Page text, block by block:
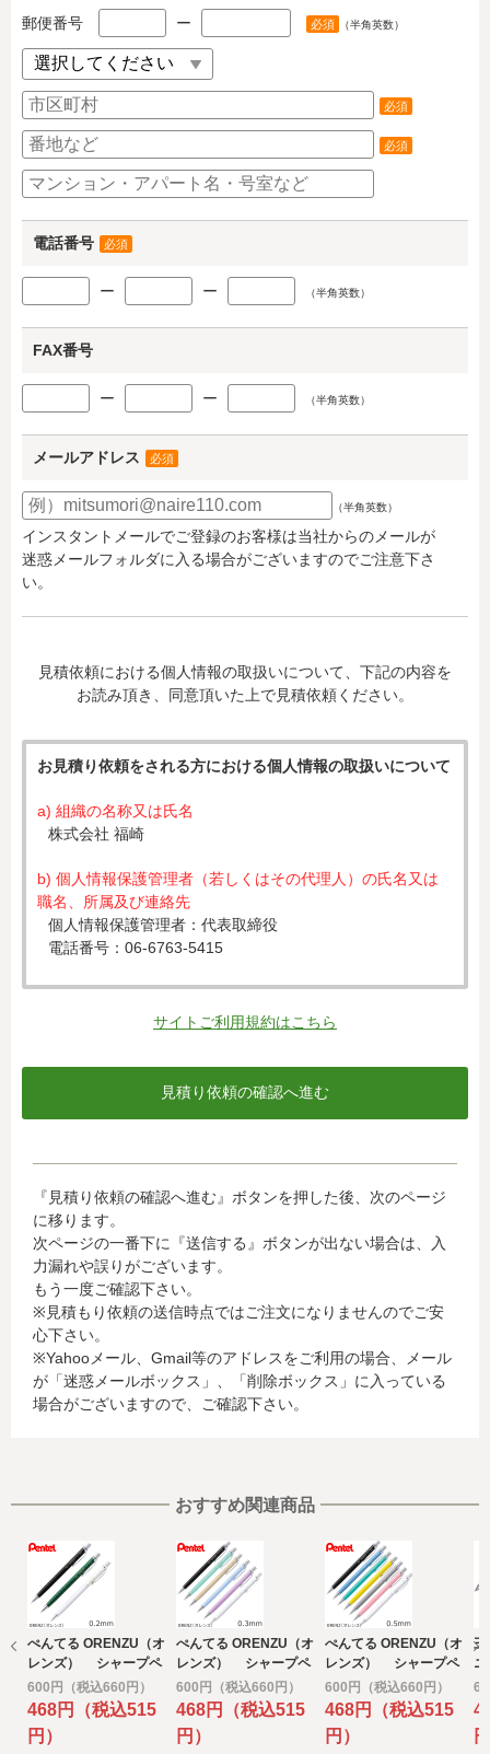
郵便番号 ー 必須 （半角英数）
必須
必須
電話番号 必須
ー ー （半角英数）
FAX番号
ー ー （半角英数）
メールアドレス 必須
（半角英数）
インスタントメールでご登録のお客様は当社からのメールが
迷惑メールフォルダに入る場合がございますのでご注意下さ
い。
見積依頼における個人情報の取扱いについて、下記の内容を
お読み頂き、同意頂いた上で見積依頼ください。
お見積り依頼をされる方における個人情報の取扱いについて
a) 組織の名称又は氏名
株式会社 福崎
b) 個人情報保護管理者（若しくはその代理人）の氏名又は
職名、所属及び連絡先
個人情報保護管理者：代表取締役
電話番号：06-6763-5415
c) 個人情報の利用目的
入力された個人情報は、お見積り依頼への対応のために利
d) 個人情報の第三者提供について
当社がお客様から収集した以下の個人情報等は、カード発
行会社が行う不正利用検知・防止のために、お客様が利用
されているカード発行会社へ提供させていただきます。(氏
名、電話番号、email アドレス、インターネット利用環境
に関する情報等)
お客様が利用されているカード発行会社が外国にある場
合、これらの情報は当該発行会社が所属する国に移転され
る場合があります。当社では、お客様から収集した情報か
らは、ご利用のカード発行会社及び当該会社が所在する国
を特定することができないため、以下の個人情報保護措置
・発行会社の個人情報保護の措置
なお、個人情報保護委員会のホームページ
(https://www.ppc.go.jp/)では、各国における個人情報保護
制度に関する情報について掲載されています。
お客様が未成年の場合、親権者または後見人の承諾を得た
上で、本サービスを利用するものとします。
e) 個人情報の取扱いの委託について
取得した個人情報の取扱いの全部又は、一部を委託するこ
とがあります。
その場合には、当社において最善の考慮を行います。
サイトご利用規約はこちら
『見積り依頼の確認へ進む』ボタンを押した後、次のページ
に移ります。
次ページの一番下に『送信する』ボタンが出ない場合は、入
力漏れや誤りがございます。
もう一度ご確認下さい。
※見積もり依頼の送信時点ではご注文になりませんのでご安
心下さい。
※Yahooメール、Gmail等のアドレスをご利用の場合、メール
が「迷惑メールボックス」、「削除ボックス」に入っている
場合がございますので、ご確認下さい。
おすすめ関連商品
ぺんてる ORENZU（オ
レンズ） シャープペ
ン 0.2
600円（税込660円）
468円（税込515
円）
ぺんてる ORENZU（オ
レンズ） シャープペ
ン 0.3
600円（税込660円）
468円（税込515
円）
ぺんてる ORENZU（オ
レンズ） シャープペ
ン 0.5
600円（税込660円）
468円（税込515
円）
三
ャ